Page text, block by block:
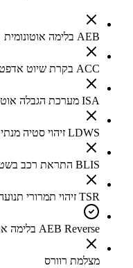
AEB בלימה אוטונומית
ACC בקרת שיוט אדפטיבית
ISA מערכת הגבלה אוטומטית למהירות הרכב
LDWS זיהוי סטיה מנתיב
BLIS התראת רכב בשטח מת
TSR זיהוי תמרורי תנועה
AEB Reverse בלימה אוטונומית בנסיעה לאחור
מצלמת רוורס